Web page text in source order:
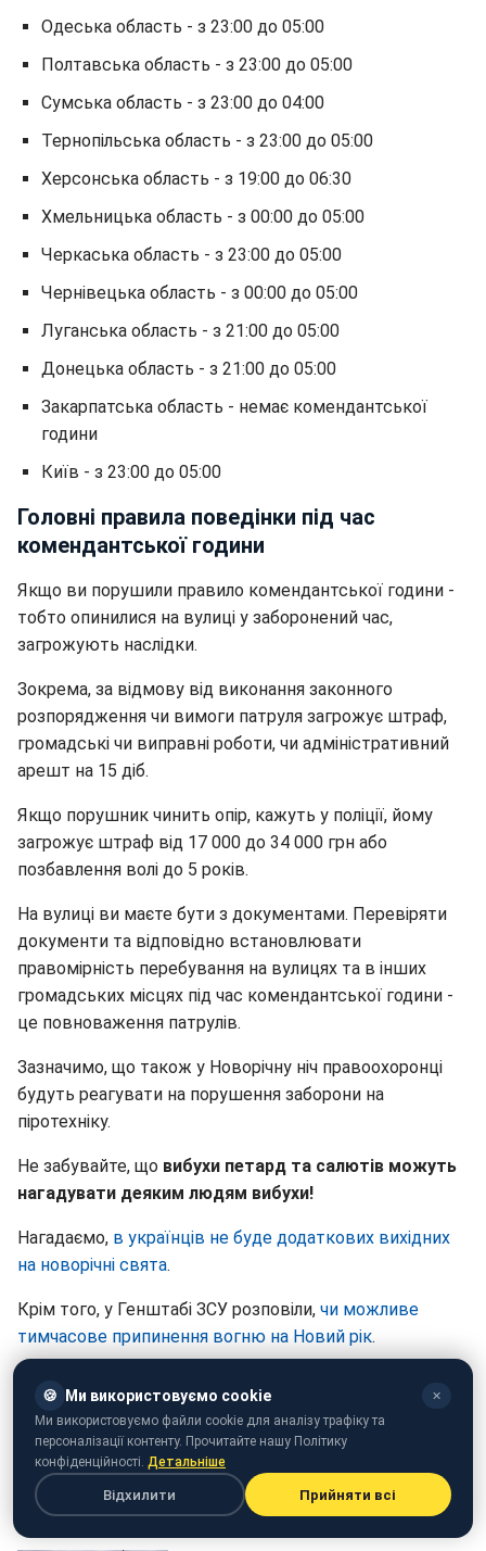
Одеська область - з 23:00 до 05:00
Полтавська область - з 23:00 до 05:00
Сумська область - з 23:00 до 04:00
Тернопільська область - з 23:00 до 05:00
Херсонська область - з 19:00 до 06:30
Хмельницька область - з 00:00 до 05:00
Черкаська область - з 23:00 до 05:00
Чернівецька область - з 00:00 до 05:00
Луганська область - з 21:00 до 05:00
Донецька область - з 21:00 до 05:00
Закарпатська область - немає комендантської
години
Київ - з 23:00 до 05:00
Головні правила поведінки під час
комендантської години
Якщо ви порушили правило комендантської години -
тобто опинилися на вулиці у заборонений час,
загрожують наслідки.
Зокрема, за відмову від виконання законного
розпорядження чи вимоги патруля загрожує штраф,
громадські чи виправні роботи, чи адміністративний
арешт на 15 діб.
Якщо порушник чинить опір, кажуть у поліції, йому
загрожує штраф від 17 000 до 34 000 грн або
позбавлення волі до 5 років.
На вулиці ви маєте бути з документами. Перевіряти
документи та відповідно встановлювати
правомірність перебування на вулицях та в інших
громадських місцях під час комендантської години -
це повноваження патрулів.
Зазначимо, що також у Новорічну ніч правоохоронці
будуть реагувати на порушення заборони на
піротехніку.
Не забувайте, що вибухи петард та салютів можуть
нагадувати деяким людям вибухи!
Нагадаємо, в українців не буде додаткових вихідних
на новорічні свята.
Крім того, у Генштабі ЗСУ розповіли, чи можливе
тимчасове припинення вогню на Новий рік.
🍪 Ми використовуємо cookie ✕
Ми використовуємо файли cookie для аналізу трафіку та
персоналізації контенту. Прочитайте нашу Політику
конфіденційності. Детальніше
Відхилити Прийняти всі